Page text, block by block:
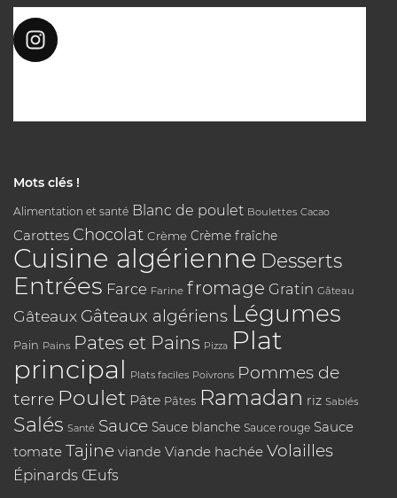
Mots clés !
Alimentation et santé Blanc de poulet Boulettes Cacao
Carottes Chocolat Crème Crème fraîche
Cuisine algérienne Desserts
Entrées Farce Farine fromage Gratin Gâteau
Gâteaux Gâteaux algériens Légumes
Pain Pains Pates et Pains Pizza Plat
principal Plats faciles Poivrons Pommes de
terre Poulet Pâte Pâtes Ramadan riz Sablés
Salés Santé Sauce Sauce blanche Sauce rouge Sauce
tomate Tajine viande Viande hachée Volailles
Épinards Œufs